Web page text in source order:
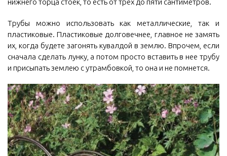
Трубы можно использовать как металлические, так и
пластиковые. Пластиковые долговечнее, главное не замять
их, когда будете загонять кувалдой в землю. Впрочем, если
сначала сделать лунку, а потом просто вставить в нее трубу
и присыпать землею с утрамбовкой, то она и не помнется.